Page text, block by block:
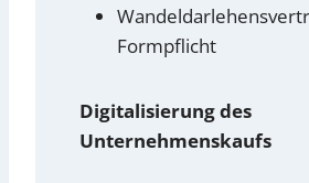
Formpflicht
Digitalisierung des
Unternehmenskaufs